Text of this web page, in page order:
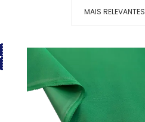
MAIS RELEVANTES